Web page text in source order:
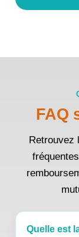
FAQ
Retrouvez
Quelle est